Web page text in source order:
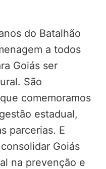
do Batalhão
a todos
Goiás ser
São
comemoramos
estadual,
parcerias. E
Goiás
na prevenção e